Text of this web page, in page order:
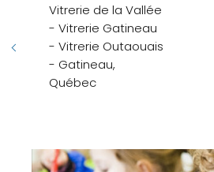
Vitrerie de la Vallée
- Vitrerie Gatineau
- Vitrerie Outaouais
- Gatineau,
Québec